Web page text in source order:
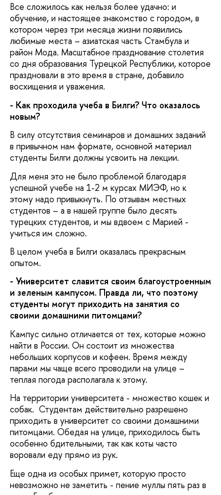
Все сложилось как нельзя более удачно: и
обучение, и настоящее знакомство с городом, в
котором через три месяца жизни появились
любимые места – азиатская часть Стамбула и
район Мода. Масштабное празднование столетия
со дня образования Турецкой Республики, которое
праздновали в это время в стране, добавило
восхищения и уважения.
- Как проходила учеба в Билги? Что оказалось
новым?
В силу отсутствия семинаров и домашних заданий
в привычном нам формате, основной материал
студенты Билги должны усвоить на лекции.
Для меня это не было проблемой благодаря
успешной учебе на 1-2 м курсах МИЭФ, но к
этому надо привыкнуть. По отзывам местных
студентов – а в нашей группе было десять
турецких студентов, и мы вдвоем с Марией -
учиться им сложно.
В целом учеба в Билги оказалась прекрасным
опытом.
- Университет славится своим благоустроенным
и зеленым кампусом. Правда ли, что поэтому
студенты могут приходить на занятия со
своими домашними питомцами?
Кампус сильно отличается от тех, которые можно
найти в России. Он состоит из множества
небольших корпусов и кофеен. Время между
парами мы чаще всего проводили на улице –
теплая погода располагала к этому.
На территории университета - множество кошек и
собак. Студентам действительно разрешено
приходить в университет со своими домашними
питомцами. Обедая на улице, приходилось быть
особенно бдительными, так как коты часто
воровали еду прямо из рук.
Еще одна из особых примет, которую просто
невозможно не заметить - пение муллы пять раз в